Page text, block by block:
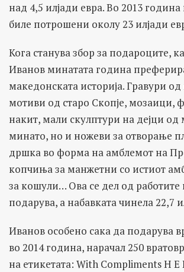
над 4,5 илјади евра. Во 2013
биле потрошени околу 23 илјади
Кога станува збор за подароците,
Иванов минатата година
македонската историја. Гравури од
мотиви од старо Скопје, мозаици,
накит, мали скулптури на дејци од
минато, но и ножеви за отворање
дршка во форма на амблемот на
копчиња за манжетни со истиот
за кошули… Ова се дел од
подарува, а набавката чинела 22,7
Иванов особено сака да подарува
во 2014 година, нарачал 250
на етикетата: With Compliments H E